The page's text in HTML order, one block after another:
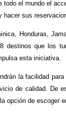
el mundo el
hacer sus
Honduras,
que los
esta iniciativa.
la facilidad
de calidad. De
opción de escoger